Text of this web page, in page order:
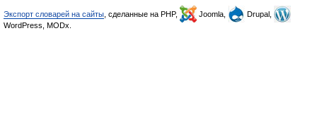
Экспорт словарей на сайты , сделанные на PHP, Joomla,
Drupal,
WordPress, MODx.